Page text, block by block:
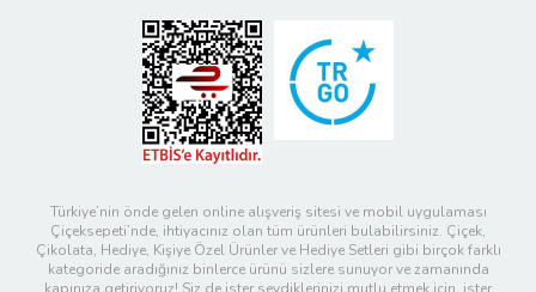
Türkiye’nin önde gelen online alışveriş sitesi ve mobil uygulaması
Çiçeksepeti’nde, ihtiyacınız olan tüm ürünleri bulabilirsiniz. Çiçek,
Çikolata, Hediye, Kişiye Özel Ürünler ve Hediye Setleri gibi birçok farklı
kategoride aradığınız binlerce ürünü sizlere sunuyor ve zamanında